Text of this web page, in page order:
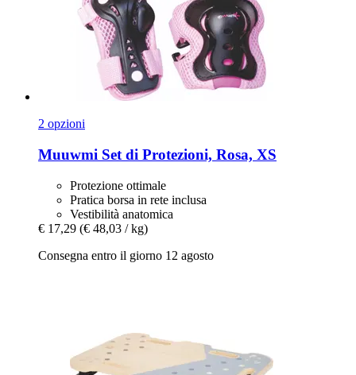
2 opzioni
Muuwmi Set di Protezioni, Rosa, XS
Protezione ottimale
Pratica borsa in rete inclusa
Vestibilità anatomica
€ 17,29 (€ 48,03 / kg)
Consegna entro il giorno 12 agosto